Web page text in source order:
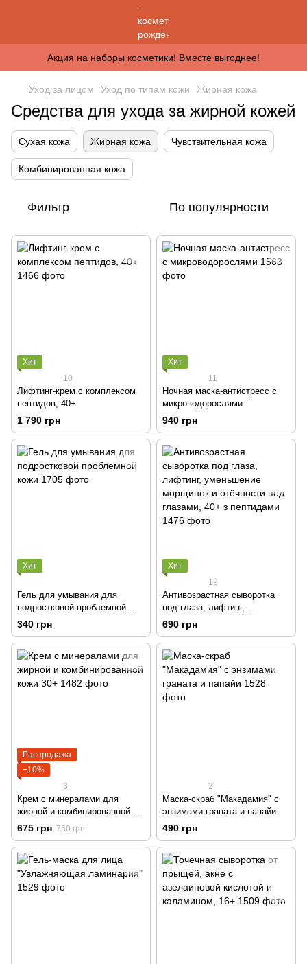
Акция на наборы косметики! Вместе выгоднее!
Уход за лицом Уход по типам кожи Жирная кожа
Средства для ухода за жирной кожей
Сухая кожа Жирная кожа Чувствительная кожа
Комбинированная кожа
Фильтр По популярности
Хит
10
Лифтинг-крем с комплексом
пептидов, 40+
1 790 грн
Хит
11
Ночная маска-антистресс с
микроводорослями
940 грн
Хит
Гель для умывания для
подростковой проблемной
кожи
340 грн
Хит
19
Антивозрастная сыворотка
под глаза, лифтинг,
уменьшение морщинок и
отёчности под глазами, 40+ з
пептидами
690 грн
Распродажа
−10%
3
Крем с минералами для
жирной и комбинированной
кожи 30+
675 грн 750 грн
2
Маска-скраб "Макадамия" с
энзимами граната и папайи
490 грн